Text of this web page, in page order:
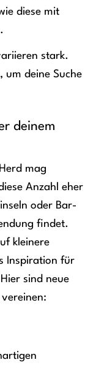
diese mit
stark.
um deine Suche
deinem
mag
Anzahl eher
oder Bar-
findet.
kleinere
Inspiration für
sind neue